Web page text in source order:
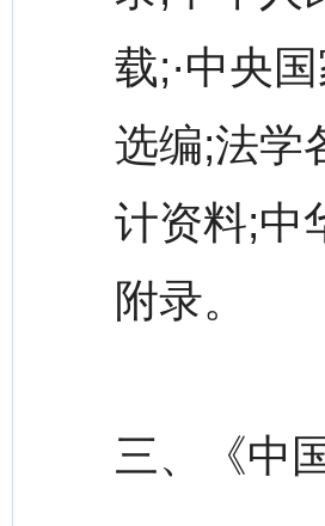
载;·中央
选编;法学
计资料;中
附录。
三、《中